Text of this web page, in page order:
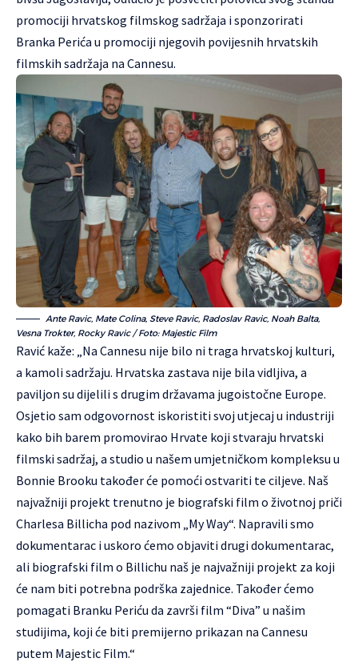
promociji hrvatskog filmskog sadržaja i sponzorirati
Branka Perića u promociji njegovih povijesnih hrvatskih
filmskih sadržaja na Cannesu.
Ante Ravic, Mate Colina, Steve Ravic, Radoslav Ravic, Noah Balta,
Vesna Trokter, Rocky Ravic / Foto: Majestic Film
Ravić kaže: „Na Cannesu nije bilo ni traga hrvatskoj kulturi,
a kamoli sadržaju. Hrvatska zastava nije bila vidljiva, a
paviljon su dijelili s drugim državama jugoistočne Europe.
Osjetio sam odgovornost iskoristiti svoj utjecaj u industriji
kako bih barem promovirao Hrvate koji stvaraju hrvatski
filmski sadržaj, a studio u našem umjetničkom kompleksu u
Bonnie Brooku također će pomoći ostvariti te ciljeve. Naš
najvažniji projekt trenutno je biografski film o životnoj priči
Charlesa Billicha pod nazivom „My Way“. Napravili smo
dokumentarac i uskoro ćemo objaviti drugi dokumentarac,
ali biografski film o Billichu naš je najvažniji projekt za koji
će nam biti potrebna podrška zajednice. Također ćemo
pomagati Branku Periću da završi film “Diva” u našim
studijima, koji će biti premijerno prikazan na Cannesu
putem Majestic Film.“